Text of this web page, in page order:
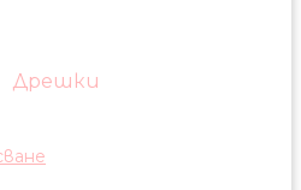
Дрешки